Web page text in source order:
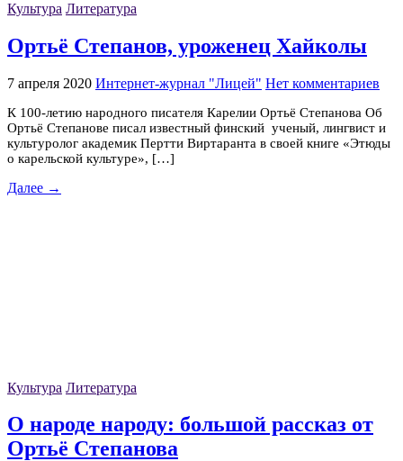
Культура Литература
Ортьё Степанов, уроженец Хайколы
7 апреля 2020 Интернет-журнал "Лицей" Нет комментариев
К 100-летию народного писателя Карелии Ортьё Степанова Об
Ортьё Степанове писал известный финский ученый, лингвист и
культуролог академик Пертти Виртаранта в своей книге «Этюды
о карельской культуре», […]
Далее →
Культура Литература
О народе народу: большой рассказ от
Ортьë Степанова